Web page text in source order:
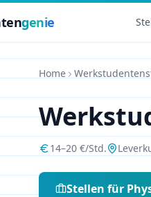
genie
Home
14–20 €/Std.
Stellen für